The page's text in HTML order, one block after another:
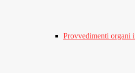
Provvedimenti organi